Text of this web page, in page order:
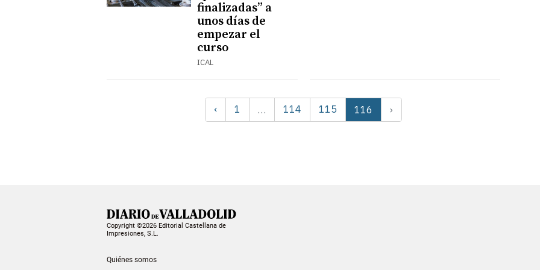
finalizadas” a
unos días de
empezar el
curso
ICAL
‹ 1 … 114 115 116 ›
Copyright ©2026 Editorial Castellana de
Impresiones, S.L.
Quiénes somos